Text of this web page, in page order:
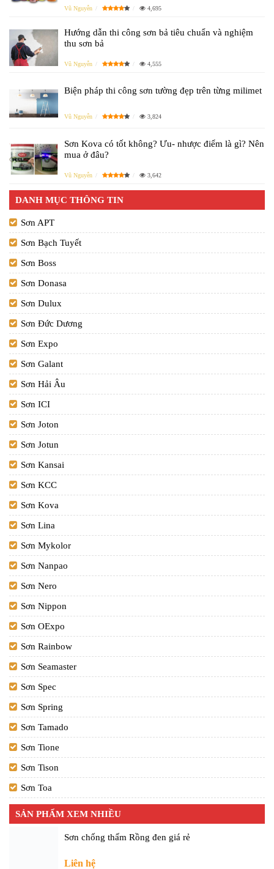
Vũ Nguyễn 4,695
Hướng dẫn thi công sơn bả tiêu chuẩn và nghiệm
thu sơn bả
Vũ Nguyễn 4,555
Biện pháp thi công sơn tường đẹp trên từng milimet
Vũ Nguyễn 3,824
Sơn Kova có tốt không? Ưu- nhược điểm là gì? Nên
mua ở đâu?
Vũ Nguyễn 3,642
DANH MỤC THÔNG TIN
Sơn APT
Sơn Bạch Tuyết
Sơn Boss
Sơn Donasa
Sơn Dulux
Sơn Đức Dương
Sơn Expo
Sơn Galant
Sơn Hải Âu
Sơn ICI
Sơn Joton
Sơn Jotun
Sơn Kansai
Sơn KCC
Sơn Kova
Sơn Lina
Sơn Mykolor
Sơn Nanpao
Sơn Nero
Sơn Nippon
Sơn OExpo
Sơn Rainbow
Sơn Seamaster
Sơn Spec
Sơn Spring
Sơn Tamado
Sơn Tione
Sơn Tison
Sơn Toa
SẢN PHẨM XEM NHIỀU
Sơn chống thấm Rồng đen giá rẻ
Liên hệ